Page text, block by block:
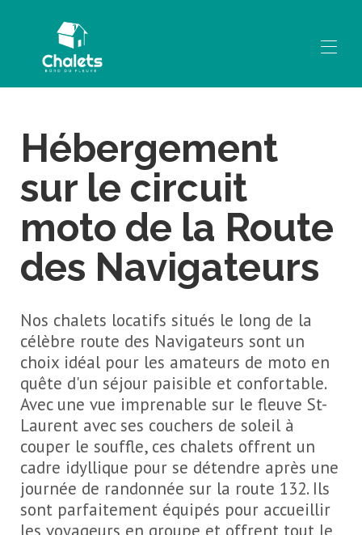
Nos chalets ▾
Informations ▾
Contactez-nous
Hébergement
sur le circuit
moto de la Route
des Navigateurs
Nos chalets locatifs situés le long de la
célèbre route des Navigateurs sont un
choix idéal pour les amateurs de moto en
quête d'un séjour paisible et confortable.
Avec une vue imprenable sur le fleuve St-
Laurent avec ses couchers de soleil à
couper le souffle, ces chalets offrent un
cadre idyllique pour se détendre après une
journée de randonnée sur la route 132. Ils
sont parfaitement équipés pour accueillir
les voyageurs en groupe et offrent tout le